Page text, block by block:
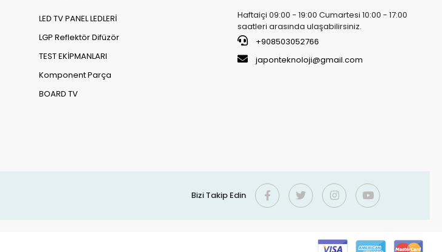
LED TV PANEL LEDLERİ
LGP Reflektör Difüzör
TEST EKİPMANLARI
Komponent Parça
BOARD TV
Haftaiçi 09:00 - 19:00 Cumartesi 10:00 - 17:00
saatleri arasında ulaşabilirsiniz.
+908503052766
japonteknoloji@gmail.com
Bizi Takip Edin